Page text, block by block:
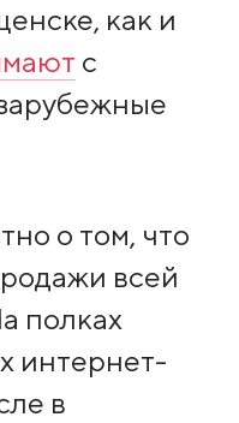
как и
с
о том, что
всей
полках
интернет-
в